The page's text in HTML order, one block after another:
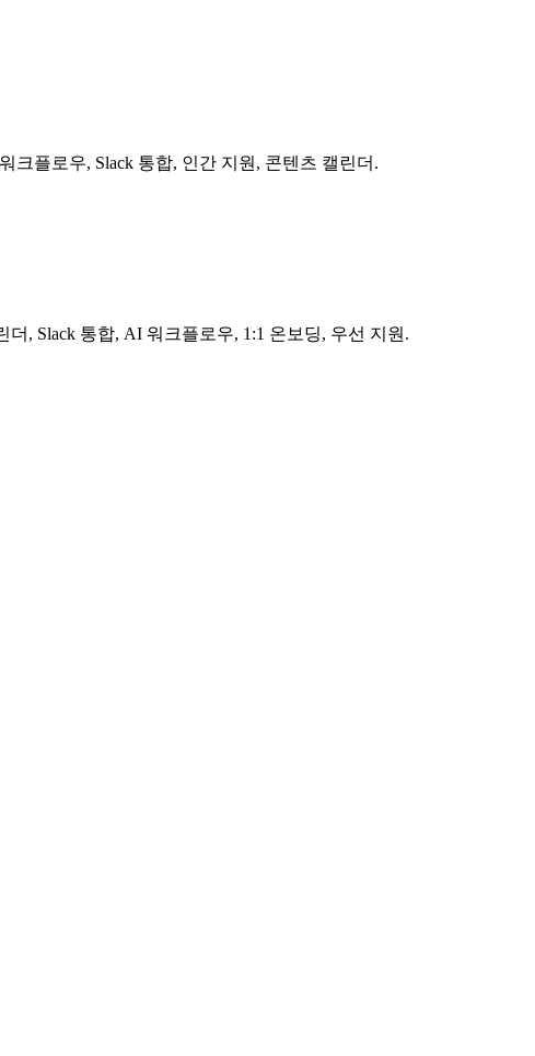
크플로우, Slack 통합, 인간 지원, 콘텐츠 캘린더.
, Slack 통합, AI 워크플로우, 1:1 온보딩, 우선 지원.